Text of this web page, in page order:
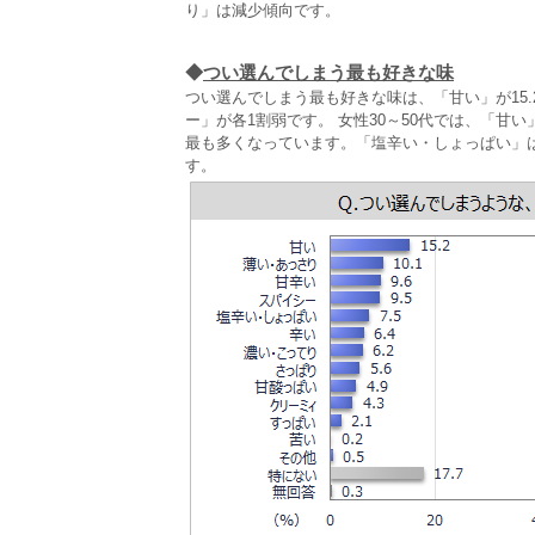
り」は減少傾向です。
◆つい選んでしまう最も好きな味
つい選んでしまう最も好きな味は、「甘い」が
ー」が各1割弱です。 女性30～50代では、「甘
最も多くなっています。「塩辛い・しょっぱい
す。